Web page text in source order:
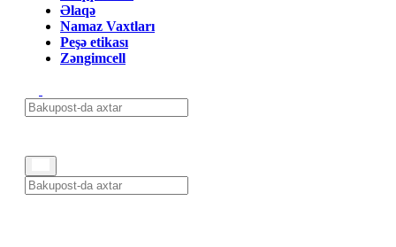
Əlaqə
Namaz Vaxtları
Peşə etikası
Zəngimcell